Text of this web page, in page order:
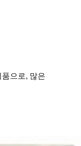
으로, 많은